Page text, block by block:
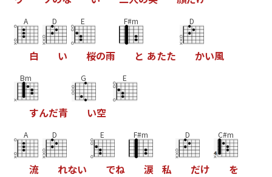
A
白
D
い
E
桜の雨
F#m
と あたた
D
かい風
Bm
すんだ青
G
い空
E
A
流
D
れない
E
でね
F#m
涙 私
D
だけ
C#m
を